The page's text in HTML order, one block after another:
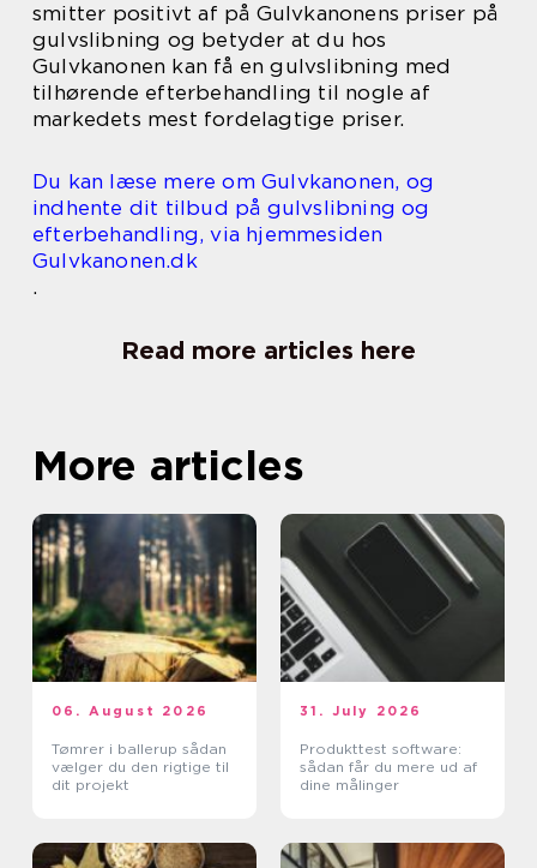
smitter positivt af på Gulvkanonens priser på
gulvslibning og betyder at du hos
Gulvkanonen kan få en gulvslibning med
tilhørende efterbehandling til nogle af
markedets mest fordelagtige priser.
Du kan læse mere om Gulvkanonen, og
indhente dit tilbud på gulvslibning og
efterbehandling, via hjemmesiden
Gulvkanonen.dk
.
Read more articles here
More articles
06. August 2026
Tømrer i ballerup sådan
vælger du den rigtige til
dit projekt
31. July 2026
Produkttest software:
sådan får du mere ud af
dine målinger